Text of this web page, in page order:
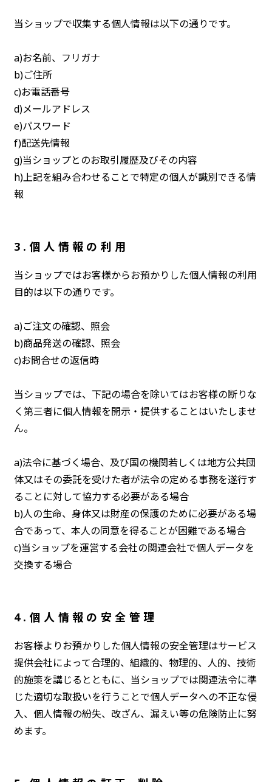
当ショップで収集する個人情報は以下の通りです。
a)お名前、フリガナ
b)ご住所
c)お電話番号
d)メールアドレス
e)パスワード
f)配送先情報
g)当ショップとのお取引履歴及びその内容
h)上記を組み合わせることで特定の個人が識別できる情
報
3.個人情報の利用
当ショップではお客様からお預かりした個人情報の利用
目的は以下の通りです。
a)ご注文の確認、照会
b)商品発送の確認、照会
c)お問合せの返信時
当ショップでは、下記の場合を除いてはお客様の断りな
く第三者に個人情報を開示・提供することはいたしませ
ん。
a)法令に基づく場合、及び国の機関若しくは地方公共団
体又はその委託を受けた者が法令の定める事務を遂行す
ることに対して協力する必要がある場合
b)人の生命、身体又は財産の保護のために必要がある場
合であって、本人の同意を得ることが困難である場合
c)当ショップを運営する会社の関連会社で個人データを
交換する場合
4.個人情報の安全管理
お客様よりお預かりした個人情報の安全管理はサービス
提供会社によって合理的、組織的、物理的、人的、技術
的施策を講じるとともに、当ショップでは関連法令に準
じた適切な取扱いを行うことで個人データへの不正な侵
入、個人情報の紛失、改ざん、漏えい等の危険防止に努
めます。